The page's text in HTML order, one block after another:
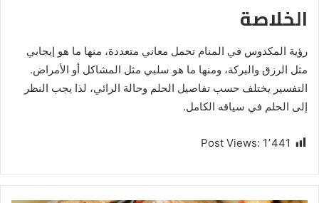
الخلاصة
رؤية المكدوس في المنام تحمل معاني متعددة، منها ما هو إيجابي
مثل الرزق والبركة، ومنها ما هو سلبي مثل المشاكل أو الأمراض.
التفسير يختلف حسب تفاصيل الحلم وحالة الرائي، لذا يجب النظر
إلى الحلم في سياقه الكامل.
Post Views: 1٬441